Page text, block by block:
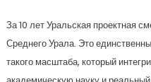
За 10 лет Уральская проектная
Среднего Урала. Это
такого масштаба, который